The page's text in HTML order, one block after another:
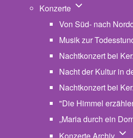
Konzerte Unternavigation
Von Süd- nach
Musik zur
Nachtkonzert bei
Nacht der Kultur in
Nachtkonzert bei
"Die Himmel
„Maria durch ein